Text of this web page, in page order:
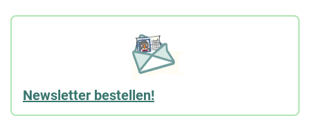
Newsletter bestellen!